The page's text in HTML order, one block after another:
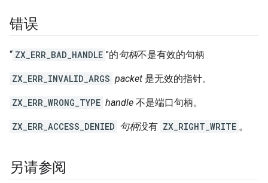
错误
“ ZX_ERR_BAD_HANDLE ”的句柄不是有效的句柄
ZX_ERR_INVALID_ARGS packet 是无效的指针。
ZX_ERR_WRONG_TYPE handle 不是端口句柄。
ZX_ERR_ACCESS_DENIED 句柄没有 ZX_RIGHT_WRITE 。
另请参阅